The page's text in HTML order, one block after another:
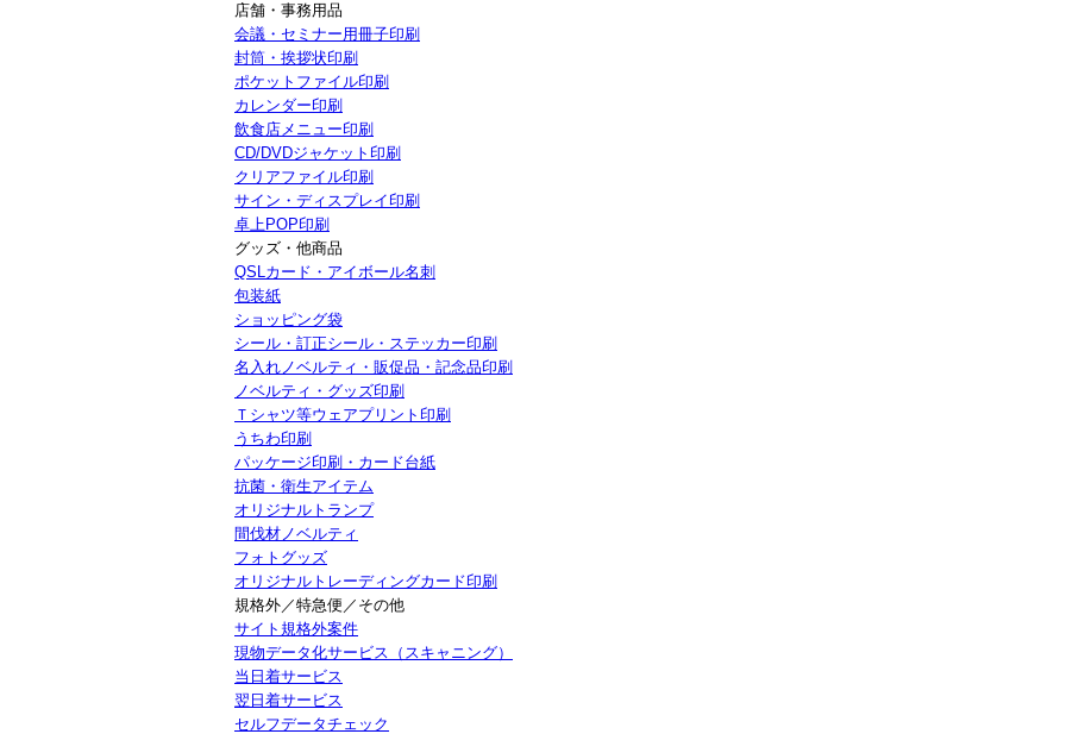
店舗・事務用品
会議・セミナー用冊子印刷
封筒・挨拶状印刷
ポケットファイル印刷
カレンダー印刷
飲食店メニュー印刷
CD/DVDジャケット印刷
クリアファイル印刷
サイン・ディスプレイ印刷
卓上POP印刷
グッズ・他商品
QSLカード・アイボール名刺
包装紙
ショッピング袋
シール・訂正シール・ステッカー印刷
名入れノベルティ・販促品・記念品印刷
ノベルティ・グッズ印刷
Ｔシャツ等ウェアプリント印刷
うちわ印刷
パッケージ印刷・カード台紙
抗菌・衛生アイテム
オリジナルトランプ
間伐材ノベルティ
フォトグッズ
オリジナルトレーディングカード印刷
規格外／特急便／その他
サイト規格外案件
現物データ化サービス（スキャニング）
当日着サービス
翌日着サービス
セルフデータチェック